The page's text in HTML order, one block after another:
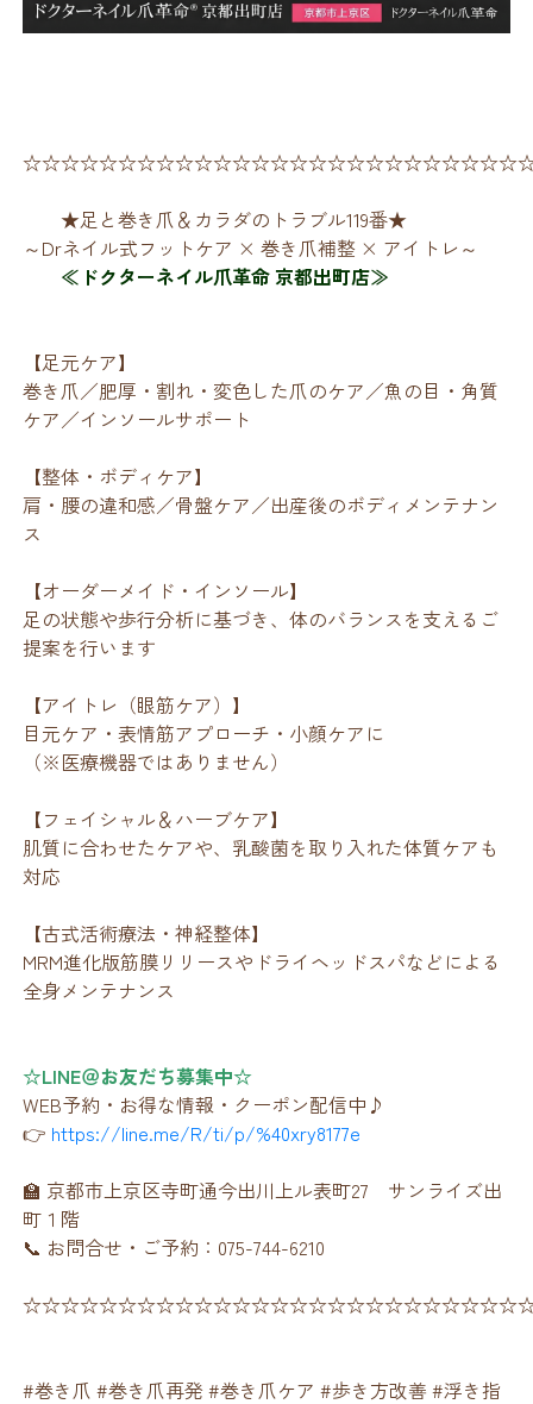
★足と巻き爪＆カラダのトラブル119番★
～Drネイル式フットケア × 巻き爪補整 × アイトレ～
≪ドクターネイル爪革命 京都出町店≫
【足元ケア】
巻き爪／肥厚・割れ・変色した爪のケア／魚の目・角質
ケア／インソールサポート
【整体・ボディケア】
肩・腰の違和感／骨盤ケア／出産後のボディメンテナン
ス
【オーダーメイド・インソール】
足の状態や歩行分析に基づき、体のバランスを支えるご
提案を行います
【アイトレ（眼筋ケア）】
目元ケア・表情筋アプローチ・小顔ケアに
（※医療機器ではありません）
【フェイシャル＆ハーブケア】
肌質に合わせたケアや、乳酸菌を取り入れた体質ケアも
対応
【古式活術療法・神経整体】
MRM進化版筋膜リリースやドライヘッドスパなどによる
全身メンテナンス
☆LINE＠お友だち募集中☆
WEB予約・お得な情報・クーポン配信中♪
👉 https://line.me/R/ti/p/%40xry8177e
🏫 京都市上京区寺町通今出川上ル表町27 サンライズ出
町１階
📞 お問合せ・ご予約：075-744-6210
#巻き爪 #巻き爪再発 #巻き爪ケア #歩き方改善 #浮き指